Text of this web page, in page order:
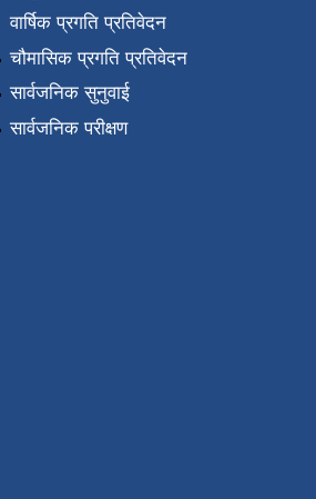
वार्षिक प्रगति प्रतिवेदन
चौमासिक प्रगति प्रतिवेदन
सार्वजनिक सुनुवाई
सार्वजनिक परीक्षण